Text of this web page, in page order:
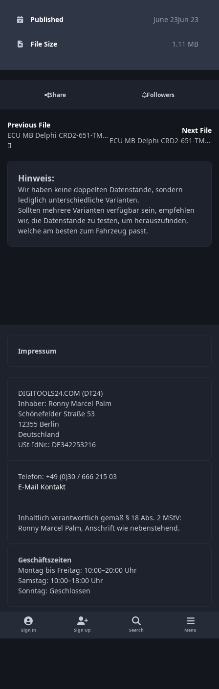
Published June 23Jun 23
File Size 1.11 MB
Share Followers
Previous File
ECU MB Delphi CRD2-651-TMAB4D2-906M-070KW-4BSLVNT-E5OP-EF-DS14-ME111101 6519025100
Next File
ECU MB Delphi CRD2-651-TMAB4D2-639A-120KW-4CSLVNTMY11-EU5OP-EF-DS17-00 ME112401 6519025100
Hinweis:
Wir haben keine doppelten Datenstände, sondern
lediglich unterschiedliche Varianten.
Sollten mehrere Varianten verfügbar sein, empfehlen
wir, die Datenstände zu testen, um herauszufinden,
welche am besten zum Fahrzeug passt.
Impressum
DIGITOOLS24.COM (DT24)
Inhaber: Ronny Marcel Palm
Schönefelder Straße 53
12355 Berlin
Deutschland
USt-IdNr.: DE342253216
Telefon: +49 (0)30 / 666 215 03
E-Mail Kontakt
Inhaltlich verantwortlich gemäß § 18 Abs. 2 MStV:
Ronny Marcel Palm, Anschrift wie nebenstehend.
Geschäftszeiten
Montag bis Freitag: 10:00–20:00 Uhr
Samstag: 10:00–18:00 Uhr
Sonntag: Geschlossen
o
f
a
Sign In Sign Up Search Menu